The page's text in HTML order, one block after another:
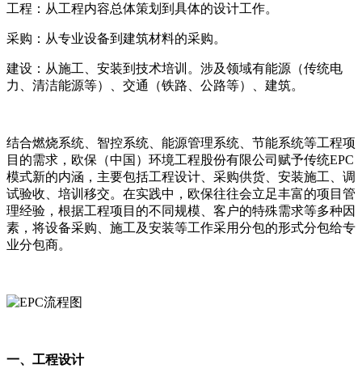
工程：从工程内容总体策划到具体的设计工作。
采购：从专业设备到建筑材料的采购。
建设：从施工、安装到技术培训。涉及领域有能源（传统电
力、清洁能源等）、交通（铁路、公路等）、建筑。
结合燃烧系统、智控系统、能源管理系统、节能系统等工程项
目的需求，欧保（中国）环境工程股份有限公司赋予传统EPC
模式新的内涵，主要包括工程设计、采购供货、安装施工、调
试验收、培训移交。在实践中，欧保往往会立足丰富的项目管
理经验，根据工程项目的不同规模、客户的特殊需求等多种因
素，将设备采购、施工及安装等工作采用分包的形式分包给专
业分包商。
一、工程设计